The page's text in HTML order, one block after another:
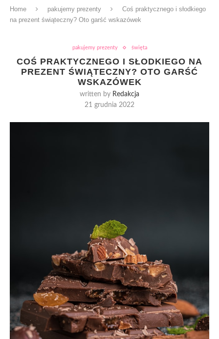
Home pakujemy prezenty
Coś praktycznego i słodkiego
na prezent świąteczny? Oto garść wskazówek
pakujemy prezenty święta
COŚ PRAKTYCZNEGO I SŁODKIEGO NA
PREZENT ŚWIĄTECZNY? OTO GARŚĆ
WSKAZÓWEK
written by Redakcja
21 grudnia 2022